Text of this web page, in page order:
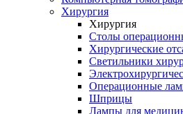
Хирургия
Хирургия
Столы
Хирургические
Светильники
Операционные
Шприцы
Лампы для